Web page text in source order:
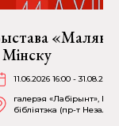
Мінску
11.06.2026 16:00 - 31.08.2026
галерэя «Лабірынт»,
бібліятэка (пр-т